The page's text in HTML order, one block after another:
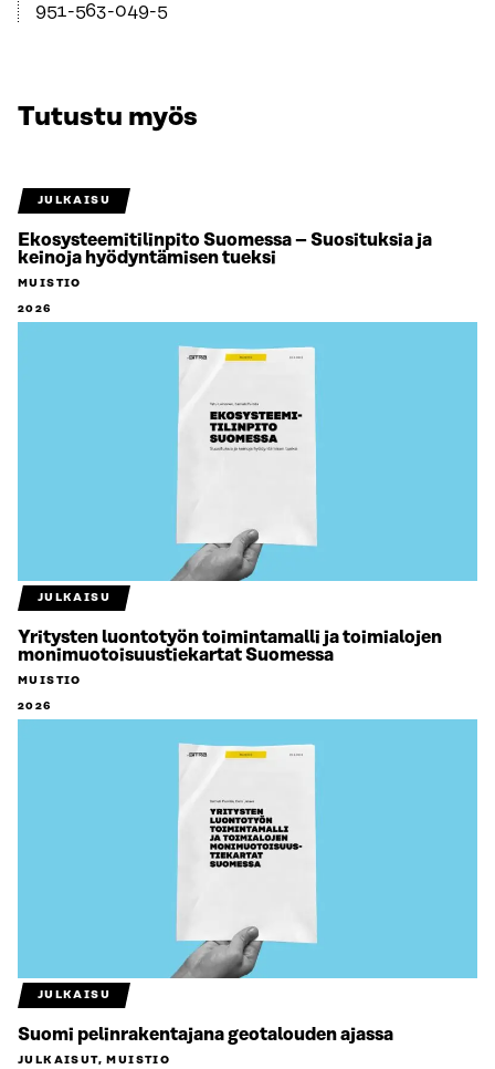
951-563-049-5
Tutustu myös
JULKAISU
Ekosysteemitilinpito Suomessa – Suosituksia ja
keinoja hyödyntämisen tueksi
MUISTIO
2026
JULKAISU
Yritysten luontotyön toimintamalli ja toimialojen
monimuotoisuustiekartat Suomessa
MUISTIO
2026
JULKAISU
Suomi pelinrakentajana geotalouden ajassa
JULKAISUT, MUISTIO